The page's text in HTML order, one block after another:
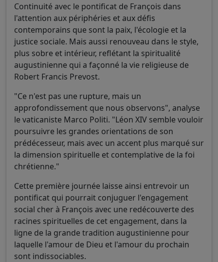
Continuité avec le pontificat de François dans
l'attention aux périphéries et aux défis
contemporains que sont la paix, l'écologie et la
justice sociale. Mais aussi renouveau dans le style,
plus sobre et intérieur, reflétant la spiritualité
augustinienne qui a façonné la vie religieuse de
Robert Francis Prevost.
"Ce n'est pas une rupture, mais un
approfondissement que nous observons", analyse
le vaticaniste Marco Politi. "Léon XIV semble vouloir
poursuivre les grandes orientations de son
prédécesseur, mais avec un accent plus marqué sur
la dimension spirituelle et contemplative de la foi
chrétienne."
Cette première journée laisse ainsi entrevoir un
pontificat qui pourrait conjuguer l'engagement
social cher à François avec une redécouverte des
racines spirituelles de cet engagement, dans la
ligne de la grande tradition augustinienne pour
laquelle l'amour de Dieu et l'amour du prochain
sont indissociables.